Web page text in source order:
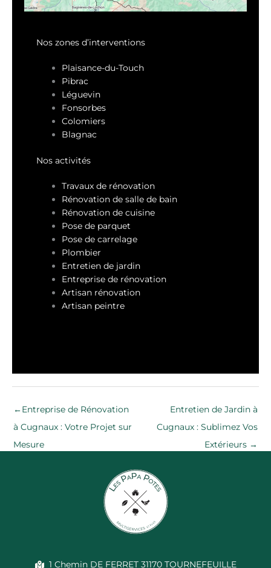
Nos zones d’interventions
Plaisance-du-Touch
Pibrac
Léguevin
Fonsorbes
Colomiers
Blagnac
Nos activités
Travaux de rénovation
Rénovation de salle de bain
Rénovation de cuisine
Pose de parquet
Pose de carrelage
Plombier
Entretien de jardin
Entreprise de rénovation
Artisan rénovation
Artisan peintre
←Entreprise de Rénovation
à Cugnaux : Votre Projet sur
Mesure
Entretien de Jardin à
Cugnaux : Sublimez Vos
Extérieurs →
1 Chemin DE FERRET 31170 TOURNEFEUILLE